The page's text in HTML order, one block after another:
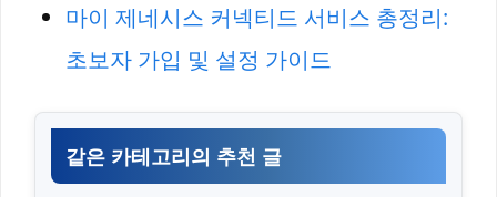
마이 제네시스 커넥티드 서비스 총정리:
초보자 가입 및 설정 가이드
같은 카테고리의 추천 글